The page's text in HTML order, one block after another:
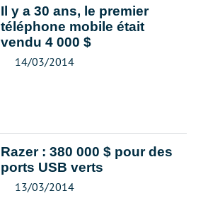
Il y a 30 ans, le premier
téléphone mobile était
vendu 4 000 $
14/03/2014
Razer : 380 000 $ pour des
ports USB verts
13/03/2014